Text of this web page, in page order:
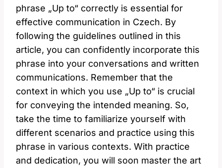
phrase „Up to“ correctly is essential for
effective communication in Czech. By
following the guidelines outlined in this
article, you can confidently incorporate this
phrase into your conversations and written
communications. Remember that the
context in which you use „Up to“ is crucial
for conveying the intended meaning. So,
take the time to familiarize yourself with
different scenarios and practice using this
phrase in various contexts. With practice
and dedication, you will soon master the art